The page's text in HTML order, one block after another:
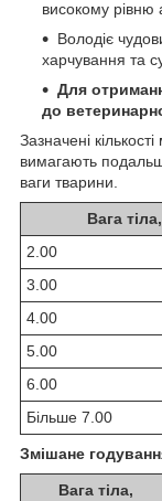
високому рівню
Володіє
харчування та
Для
до
Зазначені
вимагають
ваги тварини.
Вага
2.00
3.00
4.00
5.00
6.00
Більше 7.00
Змішане
Вага тіла,